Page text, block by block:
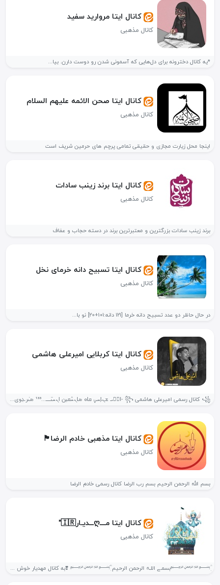
کانال ایتا مروارید سفید
کانال مذهبی
*یه کانال دخترونه برای دل‌هایی که آسمونی شدن رو دوست دارن. بیا...
کانال ایتا صحن الائمه علیهم السلام
کانال مذهبی
اینجا محل زیارت مجازی و حقیقی تمامی پرچم های حرمین شریف است
کانال ایتا برند زینب سادات
کانال مذهبی
برند زینب سادات بزرگترین و معتبرترین برند در دسته حجاب و عفاف
کانال ایتا تسبیح دانه خرمای نخل
کانال مذهبی
در حال حاظر دو عدد تسبیح دانه خرما [121 دانه:101+20] نو با...
کانال ایتا کربلایی امیرعلی هاشمی
کانال مذهبی
꧁ کانال رسمی امیرعلی هاشمی ꧂ -ߊ‌ܭَܝ‌ ܫܢ̣ߊ‌ܚࡍ ܩߊ‌ܘ ܣߊ‌ܢܚ݅ܩࡅ࡙ن ߊ‌ܢܚࡅ߳ـــــ...¹³³ ܣࡅ߭رܥܼوی...
کانال ایتا مذهبی خادم الرضا🏴
کانال مذهبی
بسم الله الرحمن الرحیم بسم رب الرضا کانال رسمی خادم الرضا
کانال ایتا مــــღـــدیـار🇮🇷"
کانال مذهبی
ٖؒ﷽‌بسمـے اللـہ الرحمن الرحیم َ‌ٖؒ﷽ ❣به کانال مهدیار خوش اومدید❣ اینجا جایی...